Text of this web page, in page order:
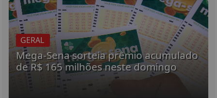
GERAL
Mega-Sena sorteia prêmio acumulado
de R$ 165 milhões neste domingo